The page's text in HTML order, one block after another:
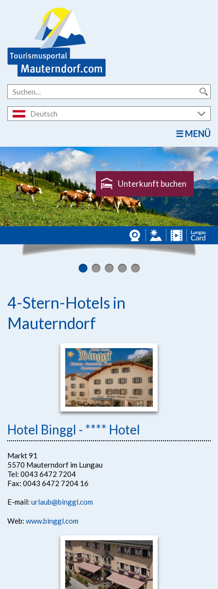
Deutsch
MENÜ
Unterkunft buchen
4-Stern-Hotels in
Mauterndorf
Hotel Binggl - **** Hotel
Markt 91
5570 Mauterndorf im Lungau
Tel: 0043 6472 7204
Fax: 0043 6472 7204 16
E-mail: urlaub@binggl.com
Web: www.binggl.com